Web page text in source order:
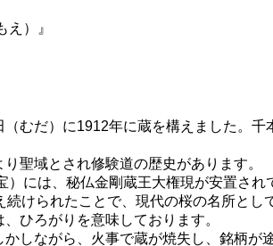
）』
むだ）に1912年に蔵を構えました。
聖域とされ修験道の歴史があります。
には、秘仏金剛蔵王大権現が安置さ
けられたことで、現代の桜の名所とし
ひろがりを意味しております。
しながら、火事で蔵が焼失し、銘柄